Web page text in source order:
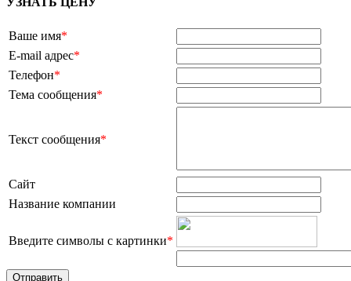
Ваше имя*
E-mail адрес*
Телефон*
Тема сообщения*
Текст сообщения*
Сайт
Название компании
Введите символы с картинки*